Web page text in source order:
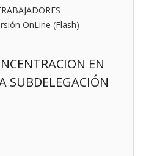
OnLine (Flash)
EN
SUBDELEGACIÓN